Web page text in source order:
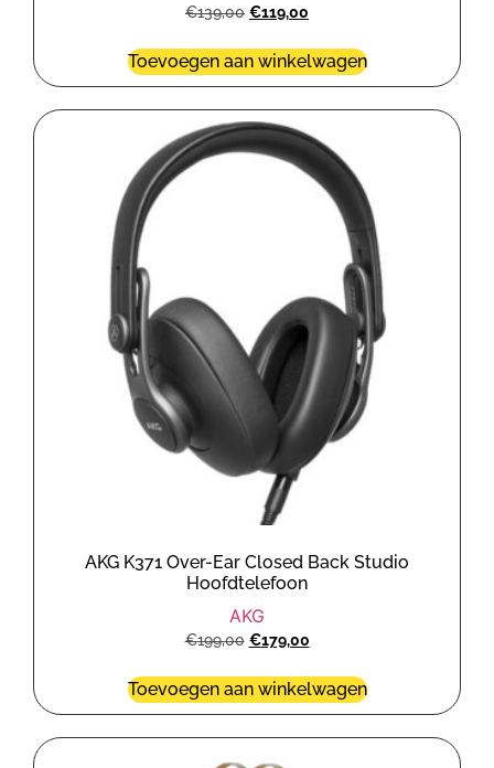
€139,00 €119,00
Toevoegen aan winkelwagen
AKG K371 Over-Ear Closed Back Studio
Hoofdtelefoon
AKG
€199,00 €179,00
Toevoegen aan winkelwagen